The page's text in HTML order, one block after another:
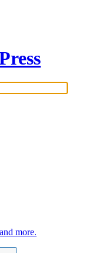
more.